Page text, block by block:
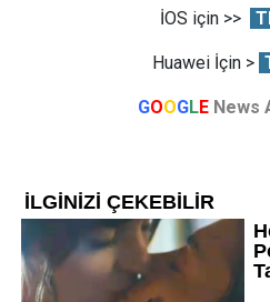
İOS için >>
Huawei İçin >
GOOGLE News